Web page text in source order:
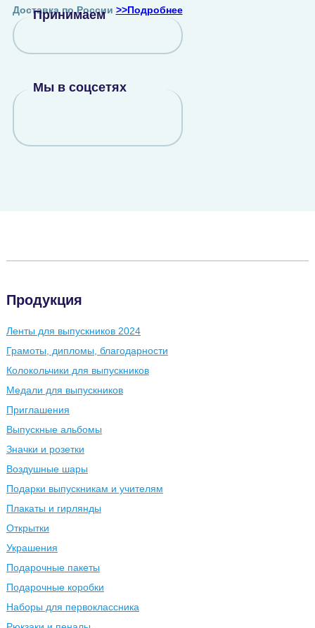
Доставка по России >>Подробнее
Принимаем
Мы в соцсетях
Продукция
Ленты для выпускников 2024
Грамоты, дипломы, благодарности
Колокольчики для выпускников
Медали для выпускников
Приглашения
Выпускные альбомы
Значки и розетки
Воздушные шары
Подарки выпускникам и учителям
Плакаты и гирлянды
Открытки
Украшения
Подарочные пакеты
Подарочные коробки
Наборы для первоклассника